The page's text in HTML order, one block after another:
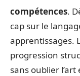
compétences.
cap sur le
apprentissages.
progression
sans oublier l’art